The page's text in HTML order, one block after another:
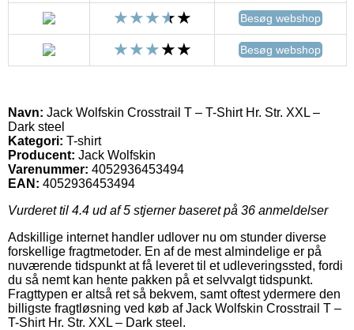
Besøg webshop
Besøg webshop
Navn: Jack Wolfskin Crosstrail T – T-Shirt Hr. Str. XXL –
Dark steel
Kategori: T-shirt
Producent: Jack Wolfskin
Varenummer: 4052936453494
EAN: 4052936453494
Vurderet til 4.4 ud af 5 stjerner baseret på 36 anmeldelser
Adskillige internet handler udlover nu om stunder diverse
forskellige fragtmetoder. En af de mest almindelige er på
nuværende tidspunkt at få leveret til et udleveringssted, fordi
du så nemt kan hente pakken på et selvvalgt tidspunkt.
Fragttypen er altså ret så bekvem, samt oftest ydermere den
billigste fragtløsning ved køb af Jack Wolfskin Crosstrail T –
T-Shirt Hr. Str. XXL – Dark steel.